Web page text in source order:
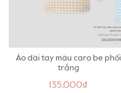
Áo dài tay màu caro be phối
trắng
135,000₫